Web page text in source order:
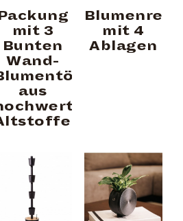
Packung
mit 3
Bunten
Wand-
aus
Blumenregal
mit 4
Ablagen